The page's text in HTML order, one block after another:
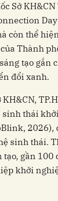
Sở
còn thể
Thành
tạo gắn
đổi xanh.
sinh thái
2026),
sinh thái.
tạo, gần 100
khởi